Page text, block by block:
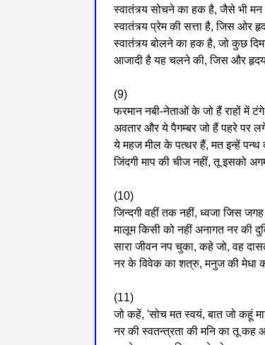
स्वातंत्र्य सोचने का हक है, जैसे भी मन
स्वातंत्र्य प्रेम की सत्ता है, जिस ओर
स्वातंत्र्य बोलने का हक है, जो कुछ
आजादी है यह चलने की, जिस और हृदय
(9)
फरमान नबी-नेताओं के जो हैं राहों में
अवतार और ये पैगम्बर जो हैं पहरे पर
ये महज मील के पत्थर हैं, मत इन्हें पन्थ
जिंदगी माप की चीज नहीं, तू इसको
(10)
जिन्दगी वहीं तक नहीं, ध्वजा जिस
मालूम किसी को नहीं अनागत नर की
सारा जीवन नप चुका, कहे जो, वह
नर के विवेक का शत्रु, मनुज की मेधा
(11)
जो कहें, 'सोच मत स्वयं, बात जो कहूं
नर की स्वतन्त्रता की मनि का तू कह